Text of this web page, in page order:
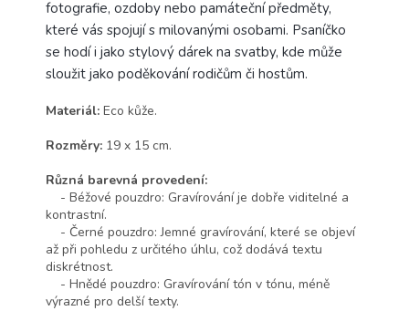
fotografie, ozdoby nebo památeční předměty,
které vás spojují s milovanými osobami. Psaníčko
se hodí i jako stylový dárek na svatby, kde může
sloužit jako poděkování rodičům či hostům.
Materiál: Eco kůže.
Rozměry: 19 x 15 cm.
Různá barevná provedení:
- Béžové pouzdro: Gravírování je dobře viditelné a
kontrastní.
- Černé pouzdro: Jemné gravírování, které se objeví
až při pohledu z určitého úhlu, což dodává textu
diskrétnost.
- Hnědé pouzdro: Gravírování tón v tónu, méně
výrazné pro delší texty.